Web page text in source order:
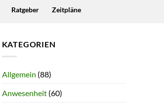
Ratgeber Zeitpläne
KATEGORIEN
Allgemein (88)
Anwesenheit(60)